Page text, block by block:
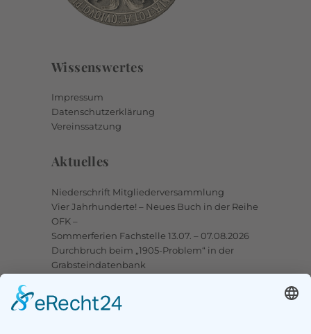
Wissenswertes
Impressum
Datenschutzerklärung
Vereinssatzung
Aktuelles
Niederschrift Mitgliederversammlung
Vier Jahrhunderte! – Neues Buch in der Reihe
OFK –
Sommerferien Fachstelle 13.07. – 07.08.2026
Durchbruch beim „1905-Problem“ in der
Grabsteindatenbank
Facebook